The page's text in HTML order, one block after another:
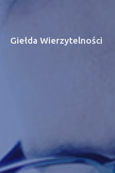
(current)
Giełda Wierzytelności